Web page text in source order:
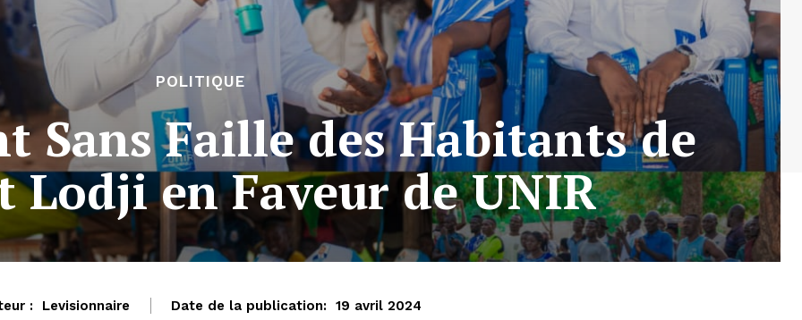
POLITIQUE
Sans Faille des Habitants de
en Faveur de UNIR
: Levisionnaire Date de la publication: 19 avril 2024